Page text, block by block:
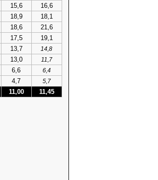
15,6 16,6
18,9 18,1
18,6 21,6
17,5 19,1
13,7
14,8
13,0
11,7
6,6
6,4
4,7 5,7
11,00 11,45